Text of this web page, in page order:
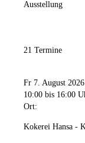
Ausstellung
21 Termine
Fr 7. August 2026
10:00 bis 16:00
Ort:
Kokerei Hansa -